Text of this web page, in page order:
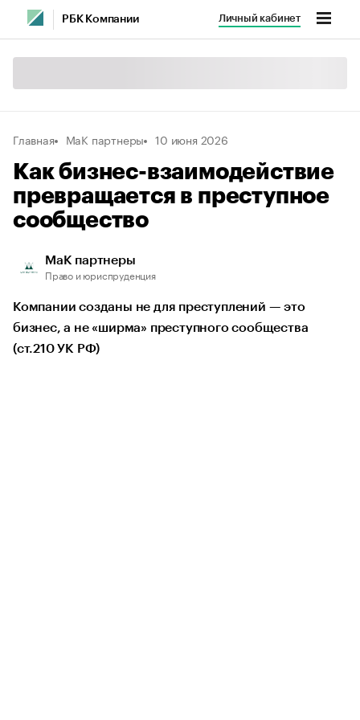
РБК Компании Личный кабинет
Главная МаК партнеры 10 июня 2026
Как бизнес-взаимодействие
превращается в преступное
сообщество
МаК партнеры
Право и юриспруденция
Компании созданы не для преступлений — это
бизнес, а не «ширма» преступного сообщества
(ст.210 УК РФ)